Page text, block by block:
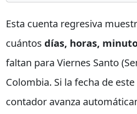
Esta cuenta regresiva
cuántos días, horas,
faltan para Viernes Santo
Colombia. Si la fecha de
contador avanza